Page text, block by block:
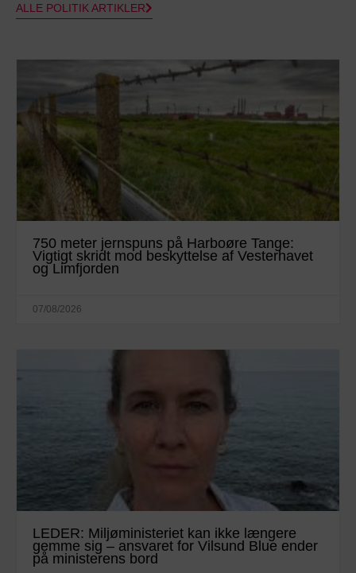
ALLE POLITIK ARTIKLER
750 meter jernspuns på Harboøre Tange:
Vigtigt skridt mod beskyttelse af Vesterhavet
og Limfjorden
07/08/2026
LEDER: Miljøministeriet kan ikke længere
gemme sig – ansvaret for Vilsund Blue ender
på ministerens bord